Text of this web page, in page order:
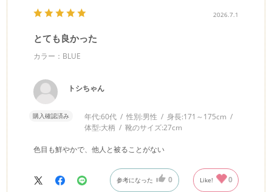
2026.7.1
とても良かった
カラー：BLUE
トシちゃん
購入確認済み 年代:60代 性別:男性 身長:171～175cm
体型:大柄 靴のサイズ:27cm
色目も鮮やかで、他人と被ることがない
参考になった 0 Like! 0